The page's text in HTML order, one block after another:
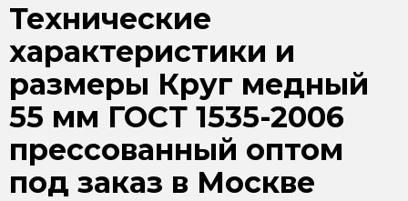
Технические
характеристики и
размеры Круг медный
55 мм ГОСТ 1535-2006
прессованный оптом
под заказ в Москве